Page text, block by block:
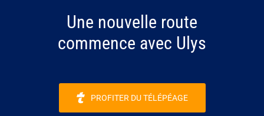
Une nouvelle route
commence avec Ulys
PROFITER DU TÉLÉPÉAGE